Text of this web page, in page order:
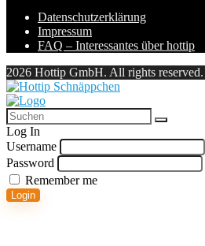
Datenschutzerklärung
Impressum
FAQ – Interessantes über hottip
2026 Hottip GmbH. All rights reserved.
Log In
Username
Password
Remember me
Login